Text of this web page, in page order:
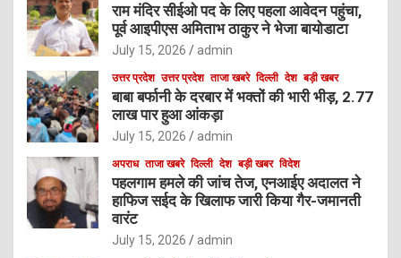
राम मंदिर सीईओ पद के लिए पहला आवेदन पहुंचा,
पूर्व आइपीएस अमिताभ ठाकुर ने भेजा बायोडाटा
July 15, 2026 admin
उत्तर प्रदेश उत्तर प्रदेश ताजा खबरे दिल्ली देश बड़ी खबर
बाबा बर्फानी के दरबार में भक्तों की भारी भीड़, 2.77
लाख पार हुआ आंकड़ा
July 15, 2026 admin
अपराध ताजा खबरे दिल्ली देश बड़ी खबर विदेश
पहलगाम हमले की जांच तेज, एनआईए अदालत ने
हाफिज सईद के खिलाफ जारी किया गैर-जमानती
वारंट
July 15, 2026 admin